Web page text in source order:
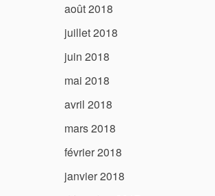
août 2018
juillet 2018
juin 2018
mai 2018
avril 2018
mars 2018
février 2018
janvier 2018